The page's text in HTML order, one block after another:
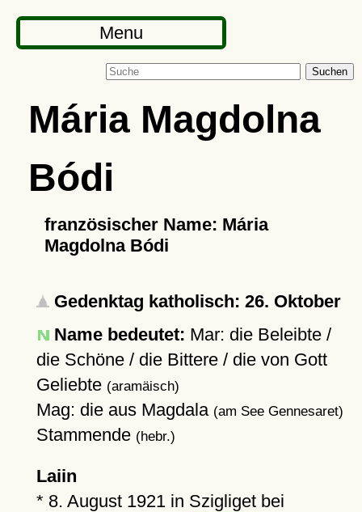
Menu
Suchen
Mária Magdolna
Bódi
französischer Name: Mária
Magdolna Bódi
Gedenktag katholisch: 26. Oktober
Name bedeutet: Mar: die Beleibte /
die Schöne / die Bittere / die von Gott
Geliebte (aramäisch)
Mag: die aus Magdala (am See Gennesaret)
Stammende (hebr.)
Laiin
* 8. August 1921in Szigligetbei